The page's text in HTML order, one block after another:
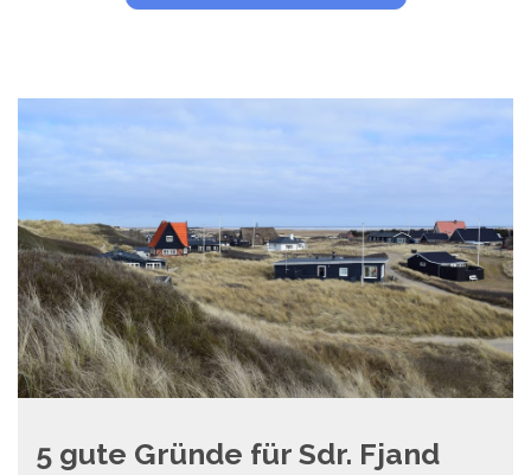
5 gute Gründe für Sdr. Fjand